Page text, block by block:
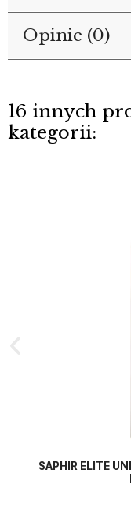
Opinie (0)
16 innych
kategorii:
SAPHIR ELITE